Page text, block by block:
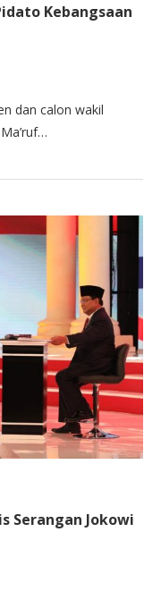
Kebangsaan
dan calon wakil
Serangan Jokowi